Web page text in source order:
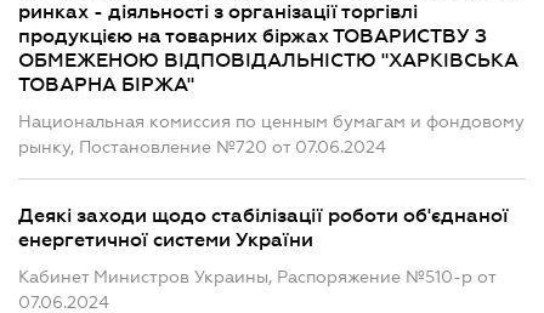
ринках - діяльності з організації торгівлі
продукцією на товарних біржах ТОВАРИСТВУ З
ОБМЕЖЕНОЮ ВІДПОВІДАЛЬНІСТЮ "ХАРКІВСЬКА
ТОВАРНА БІРЖА"
Национальная комиссия по ценным бумагам и фондовому
рынку, Постановление №720 от 07.06.2024
Деякі заходи щодо стабілізації роботи об'єднаної
енергетичної системи України
Кабинет Министров Украины, Распоряжение №510-р от
07.06.2024